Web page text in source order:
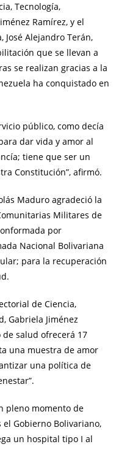
Tecnología,
Ramírez, y el
José Alejandro Terán,
que se llevan a
se realizan gracias a la
ha conquistado en
público, como decía
dar vida y amor al
tiene que ser un
Constitución”, afirmó.
Maduro agradeció la
Militares de
por
Nacional Bolivariana
para la recuperación
de Ciencia,
Gabriela Jiménez
de salud ofrecerá 17
una muestra de amor
una política de
pleno momento de
Gobierno Bolivariano,
un hospital tipo I al